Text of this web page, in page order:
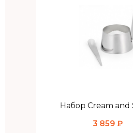
Набор Cream and
3 859 ₽